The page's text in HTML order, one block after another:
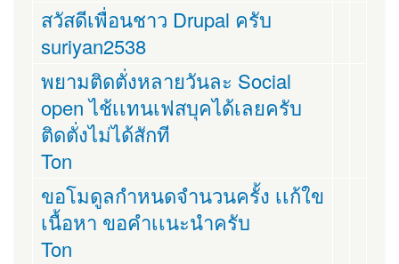
สวัสดีเพื่อนชาว Drupal ครับ
suriyan2538
พยามติดตั่งหลายวันละ Social
open ไช้เเทนเฟสบุคได้เลยครับ
ติดตั่งไม่ได้สักที
Ton
ขอโมดูลกำหนดจำนวนครั้ง เเก้ใข
เนื้อหา ขอคำเเนะนำครับ
Ton